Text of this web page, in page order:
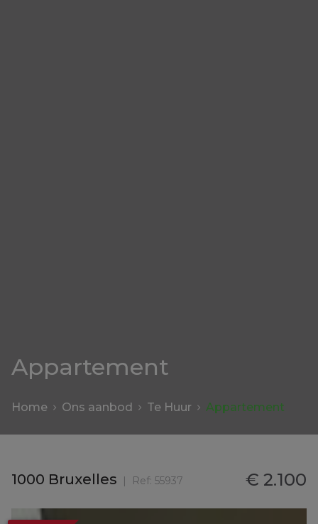
Appartement
Home Ons aanbod Te Huur Appartement
1000 Bruxelles Ref: 55937 € 2.100